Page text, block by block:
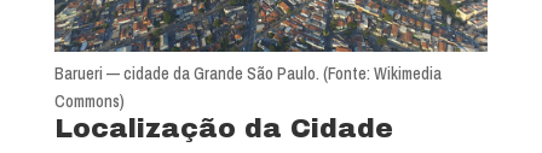
Barueri — cidade da Grande São Paulo. (Fonte: Wikimedia
Commons)
Localização da Cidade